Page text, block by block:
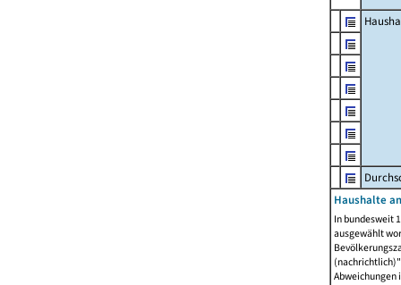
Haushalte
In bundesweit
ausgewählt
Abweichungen